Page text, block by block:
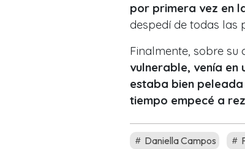
por primera vez en
despedí de todas las
Finalmente, sobre su
vulnerable, venía en
estaba bien
tiempo empecé a
Daniella Campos